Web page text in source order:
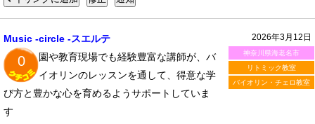
2026年3月12日
神奈川県海老名市
リトミック教室
バイオリン・チェロ教室
Music -circle -スエルテ
0
園や教育現場でも経験豊富な講師が、バ
イオリンのレッスンを通して、得意な学
び方と豊かな心を育めるようサポートしていま
す